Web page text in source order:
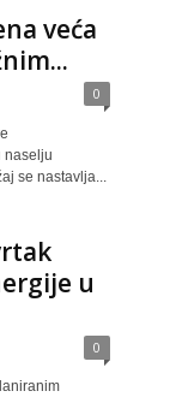
veća
0
naselju
se nastavlja...
u
0